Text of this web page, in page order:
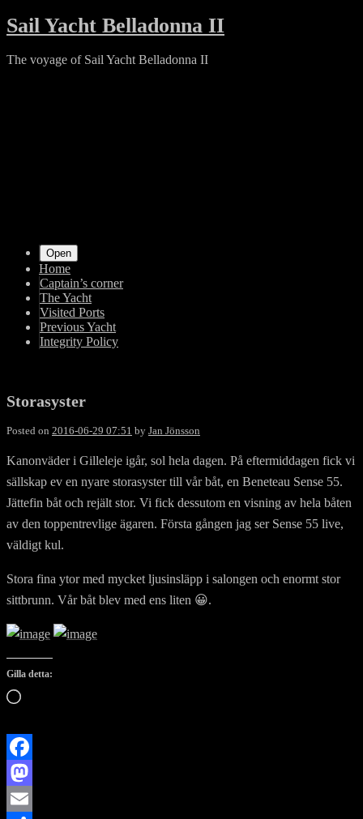
Skip
to
Sail Yacht Belladonna II
The voyage of Sail Yacht Belladonna II
Primary
Navigation
Open
Home
Captain’s corner
The Yacht
Visited Ports
Previous Yacht
Integrity Policy
Storasyster
Posted on 2016-06-29 07:51 by Jan Jönsson
Kanonväder i Gilleleje igår, sol hela dagen. På eftermiddagen fick vi
sällskap ev en nyare storasyster till vår båt, en Beneteau Sense 55.
Jättefin båt och rejält stor. Vi fick dessutom en visning av hela båten
av den toppentrevlige ägaren. Första gången jag ser Sense 55 live,
väldigt kul.
Stora fina ytor med mycket ljusinsläpp i salongen och enormt stor
sittbrunn. Vår båt blev med ens liten 😀.
Gilla detta:
Laddar
Facebook
Mastodon